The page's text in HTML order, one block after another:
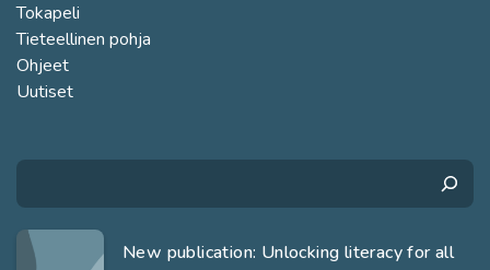
Tokapeli
Tieteellinen pohja
Ohjeet
Uutiset
Search
New publication: Unlocking literacy for all